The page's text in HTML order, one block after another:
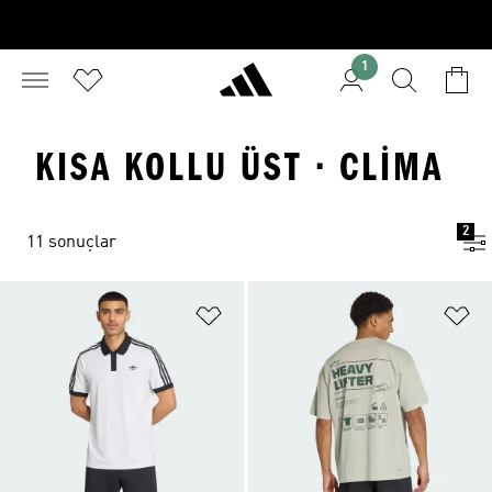
1
KISA KOLLU ÜST · CLIMA
11 sonuçlar
2
Favori Listesine Ekle